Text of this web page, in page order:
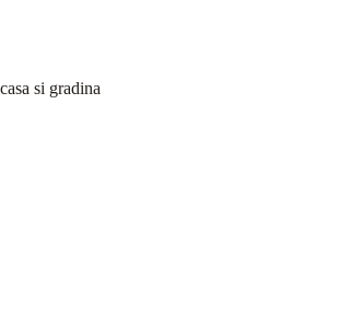
si gradina